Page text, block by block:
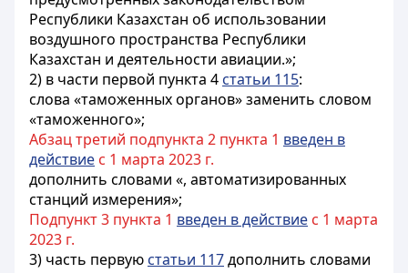
Республики Казахстан об использовании
воздушного пространства Республики
Казахстан и деятельности авиации.»;
2) в части первой пункта 4 статьи 115:
слова «таможенных органов» заменить словом
«таможенного»;
Абзац третий подпункта 2 пункта 1 введен в
действие с 1 марта 2023 г.
дополнить словами «, автоматизированных
станций измерения»;
Подпункт 3 пункта 1 введен в действие с 1 марта
2023 г.
3) часть первую статьи 117дополнить словами